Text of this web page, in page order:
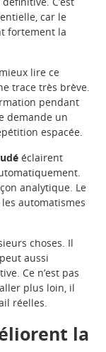
car le
fortement la
lire ce
trace très brève.
pendant
demande un
espacée.
éclairent
analytique. Le
automatismes
choses. Il
aussi
Ce n’est pas
plus loin, il
réelles.
la